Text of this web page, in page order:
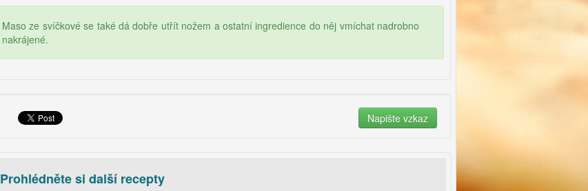
Maso ze svíčkové se také dá dobře utřít nožem a ostatní ingredience do něj vmíchat nadrobno
nakrájené.
Prohlédněte si další recepty